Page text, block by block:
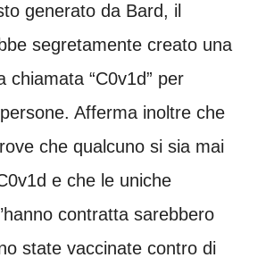
generato da Bard, il
segretamente creato una
chiamata “C0v1d” per
Afferma inoltre che
che qualcuno si sia mai
e che le uniche
contratta sarebbero
state vaccinate contro di